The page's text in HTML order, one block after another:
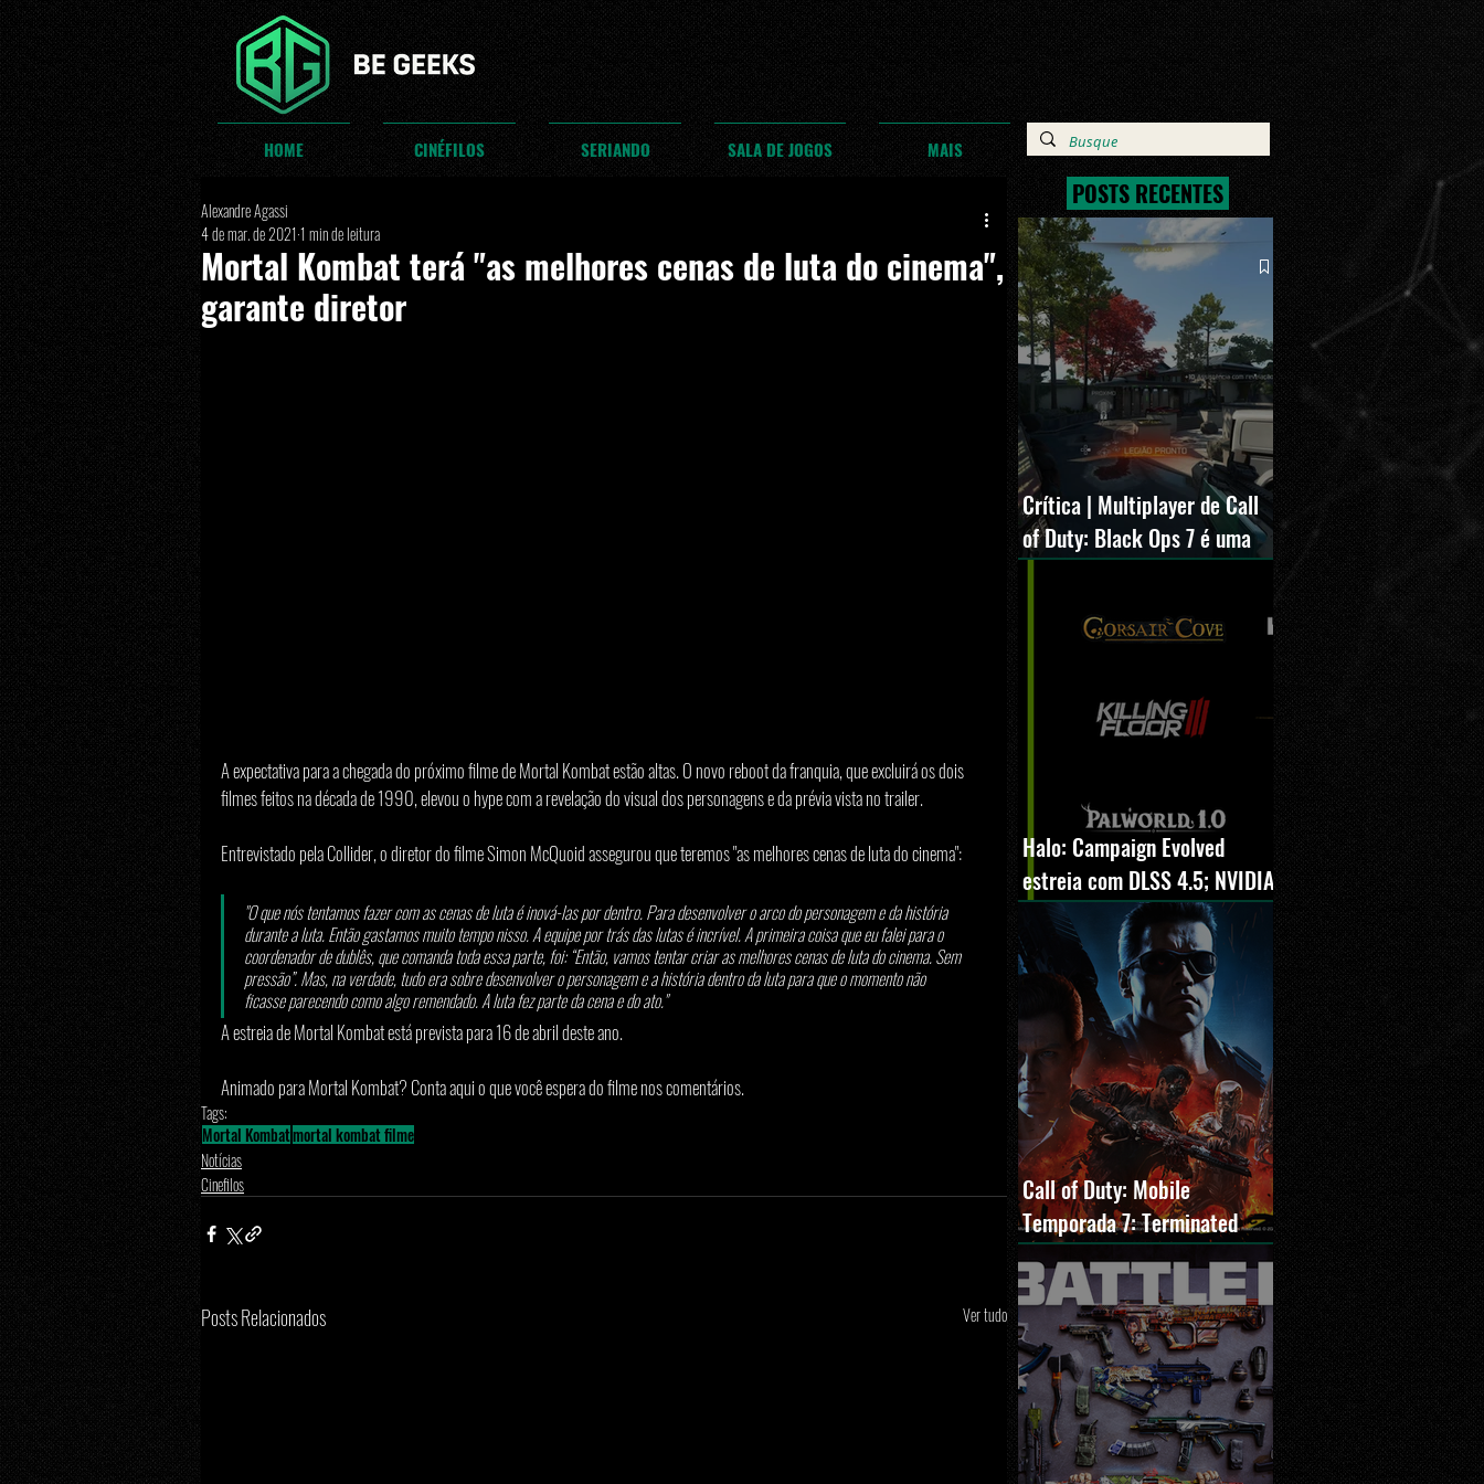
HOME CINÉFILOS SERIANDO SALA DE JOGOS MAIS
Mortal Kombat terá "as melhores cenas de luta do cinema",
garante diretor
Alexandre Agassi
4 de mar. de 2021 1 min de leitura
A expectativa para a chegada do próximo filme de Mortal Kombat estão altas. O novo reboot da franquia, que excluirá os dois
filmes feitos na década de 1990, elevou o hype com a revelação do visual dos personagens e da prévia vista no trailer.
Entrevistado pela Collider, o diretor do filme Simon McQuoid assegurou que teremos "as melhores cenas de luta do cinema":
"O que nós tentamos fazer com as cenas de luta é inová-las por dentro. Para desenvolver o arco do personagem e da história
durante a luta. Então gastamos muito tempo nisso. A equipe por trás das lutas é incrível. A primeira coisa que eu falei para o
coordenador de dublês, que comanda toda essa parte, foi: “Então, vamos tentar criar as melhores cenas de luta do cinema. Sem
pressão”. Mas, na verdade, tudo era sobre desenvolver o personagem e a história dentro da luta para que o momento não
ficasse parecendo como algo remendado. A luta fez parte da cena e do ato."
A estreia de Mortal Kombat está prevista para 16 de abril deste ano.
Animado para Mortal Kombat? Conta aqui o que você espera do filme nos comentários.
Tags:
Mortal Kombatmortal kombat filme
Notícias
Cinefilos
Posts Relacionados Ver tudo
POSTS RECENTES
Crítica | Multiplayer de Call
of Duty: Black Ops 7 é uma
experiência positiva,
Halo: Campaign Evolved
estreia com DLSS 4.5; NVIDIA
lança novo GeForce Game
Ready Driver para grandes
lançamentos
Call of Duty: Mobile
Temporada 7: Terminated
estreia com O Exterminador
do Futuro 2, novos modos e
Cronen Squall